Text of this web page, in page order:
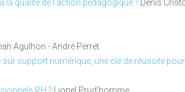
qualité de l’action pédagogique ? Denis
Agulhon - André Perret
sur support numérique, une clé de réussite
RH ?
Lionel Prud'homme